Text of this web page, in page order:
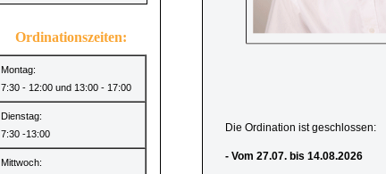
Ordinationszeiten:
Montag:
7:30 - 12:00 und 13:00 - 17:00
Dienstag:
7:30 -13:00
Mittwoch:
Die Ordination ist geschlossen:
- Vom 27.07. bis 14.08.2026